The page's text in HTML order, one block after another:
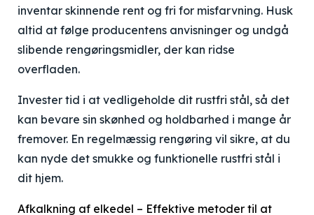
inventar skinnende rent og fri for misfarvning. Husk
altid at følge producentens anvisninger og undgå
slibende rengøringsmidler, der kan ridse
overfladen.
Invester tid i at vedligeholde dit rustfri stål, så det
kan bevare sin skønhed og holdbarhed i mange år
fremover. En regelmæssig rengøring vil sikre, at du
kan nyde det smukke og funktionelle rustfri stål i
dit hjem.
Afkalkning af elkedel – Effektive metoder til at